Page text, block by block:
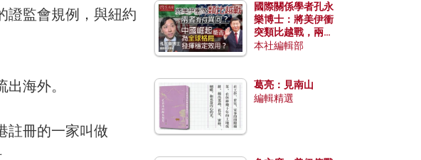
證監會規例，與紐約
海外。
註冊的一家叫做
國際關係學者孔永
樂博士：將美伊衝
突類比越戰，兩者
有何異同？中國崛
本社編輯部
葛亮：見南山
編輯精選